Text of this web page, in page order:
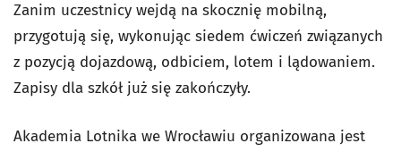
Zanim uczestnicy wejdą na skocznię mobilną,
przygotują się, wykonując siedem ćwiczeń związanych
z pozycją dojazdową, odbiciem, lotem i lądowaniem.
Zapisy dla szkół już się zakończyły.
Akademia Lotnika we Wrocławiu organizowana jest